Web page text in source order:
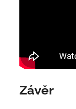
Závěr